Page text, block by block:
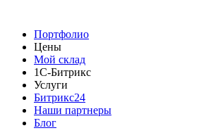
Портфолио
Цены
Мой склад
1С-Битрикс
Услуги
Битрикс24
Наши партнеры
Блог